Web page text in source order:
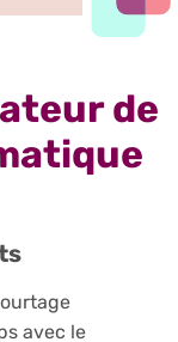
de
avec le